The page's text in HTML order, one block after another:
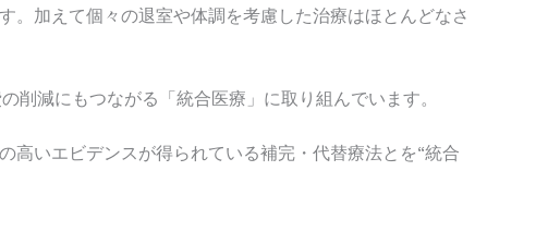
。加えて個々の退室や体調を考慮した治療はほとんどなさ
削減にもつながる「統合医療」に取り組んでいます。
高いエビデンスが得られている補完・代替療法とを“統合